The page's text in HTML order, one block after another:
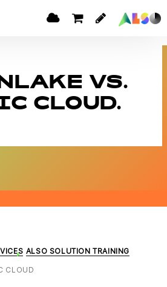
VS.
CLOUD.
ALSO SOLUTION TRAINING
CLOUD